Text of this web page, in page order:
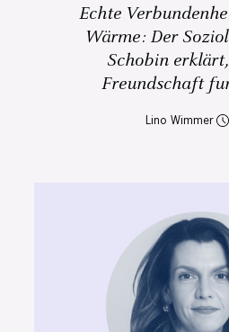
Echte
Wärme: Der
Schobin
Freundschaft
Lino Wimmer